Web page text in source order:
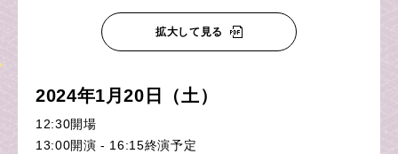
拡大して見る
2024年1月20日（土）
12:30開場
13:00開演 - 16:15終演予定